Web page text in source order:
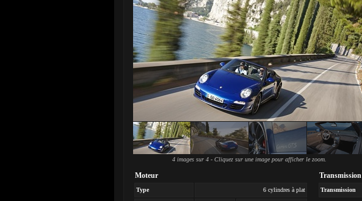
4 images sur 4 - Cliquez sur une image pour afficher le zoom.
Moteur
Type 6 cylindres à plat
Transmission
Transmission